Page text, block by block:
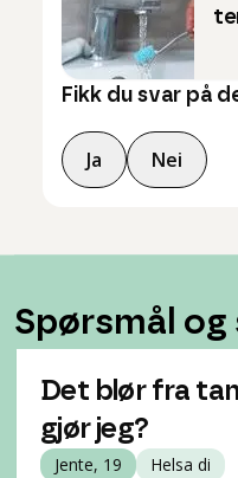
Fikk du svar på
Ja Nei
Spørsmål
Det blør fra
gjør jeg?
Jente, 19 Helsa di